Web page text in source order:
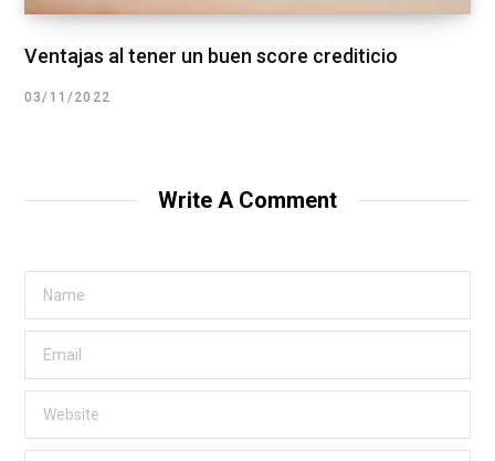
Ventajas al tener un buen score crediticio
03/11/2022
Write A Comment